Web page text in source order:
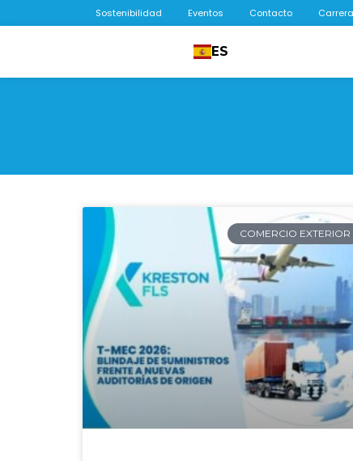
Sostenibilidad Eventos Contacto Carrera
ES
COMERCIO EXTERIOR